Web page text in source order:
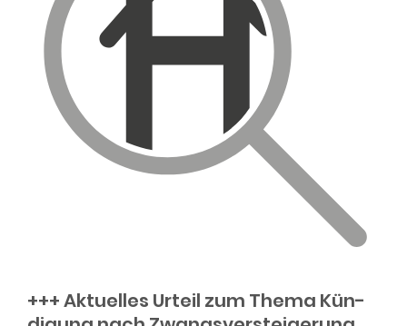
+++ Aktuelles Urteil zum Thema Kün­